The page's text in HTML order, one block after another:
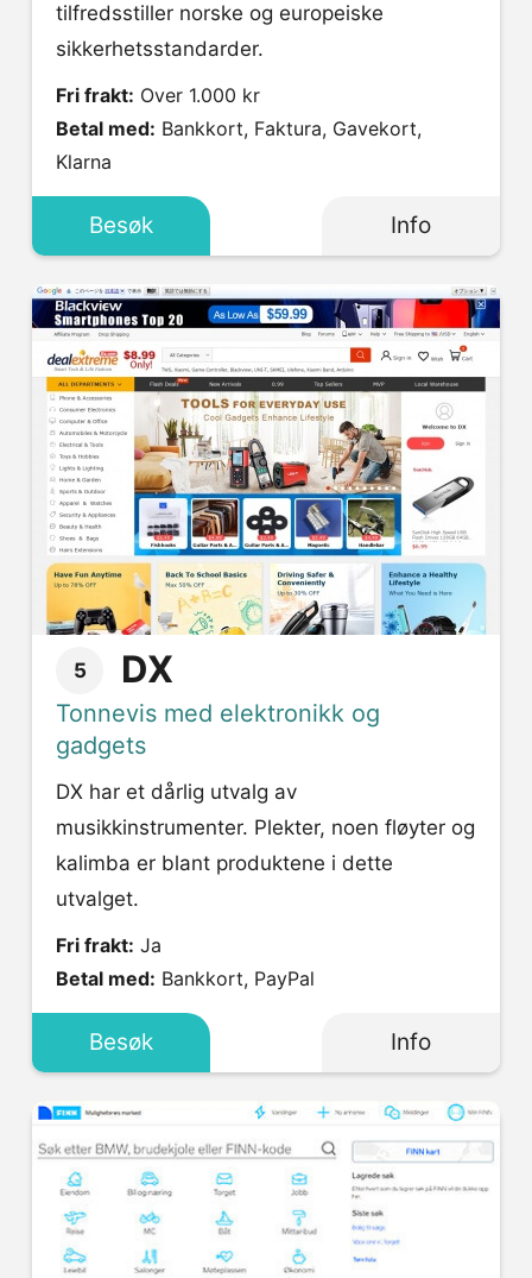
tilfredsstiller norske og europeiske
sikkerhetsstandarder.
Fri frakt: Over 1.000 kr
Betal med:
Klarna
Besøk Info
5 DX
Tonnevis med elektronikk og
gadgets
DX har et dårlig utvalg av
musikkinstrumenter. Plekter, noen fløyter og
kalimba er blant produktene i dette
utvalget.
Fri frakt: Ja
Betal med: Bankkort, PayPal
Besøk Info